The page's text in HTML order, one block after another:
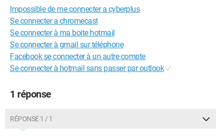
Impossible de me connecter a cyberplus
Se connecter a chromecast
Se connecter à ma boite hotmail
Se connecter à gmail sur téléphone
Facebook se connecter à un autre compte
Se connecter à hotmail sans passer par outlook ✓
1 réponse
RÉPONSE 1 / 1